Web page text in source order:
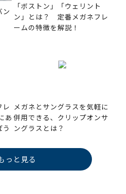
ン
「ボストン」「ウェリント
ン」とは？ 定番メガネフレ
ームの特徴を解説！
レ
あ
メガネとサングラスを気軽に
併用できる、クリップオンサ
ングラスとは？
っと見る